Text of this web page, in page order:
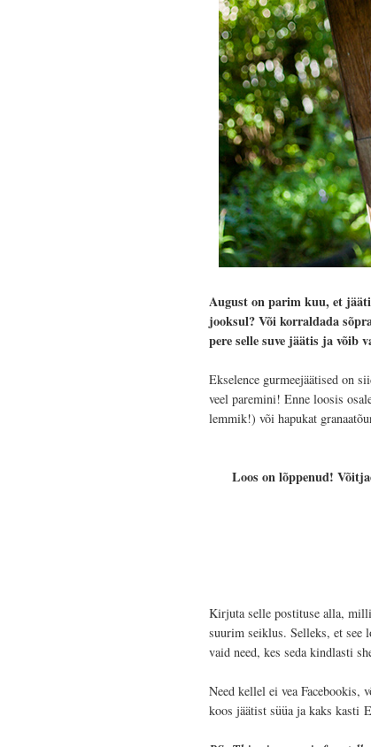
August on parim kuu, et
jooksul? Või korraldada
pere selle suve jäätis ja võib
Ekselence gurmeejäätised on
veel paremini! Enne loosis
lemmik!) või hapukat
Loos on lõppenud!
Kirjuta selle postituse alla,
suurim seiklus. Selleks, et
vaid need, kes seda kindlasti
Need kellel ei vea
koos jäätist süüa ja kaks kasti